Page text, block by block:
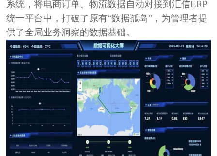
系统，将电商订单、物流数据自动对接到汇信ERP
统一平台中，打破了原有“数据孤岛”，为管理者提
供了全局业务洞察的数据基础。